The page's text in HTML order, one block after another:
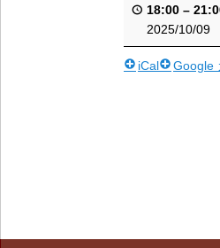
18:00 –
2025/10/09
iCal Google